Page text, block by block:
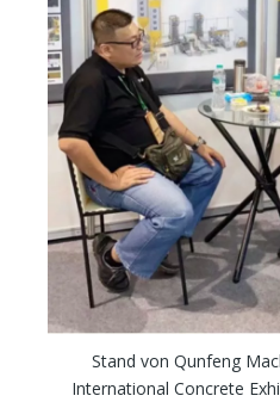
Stand von Qunfeng
International Concrete